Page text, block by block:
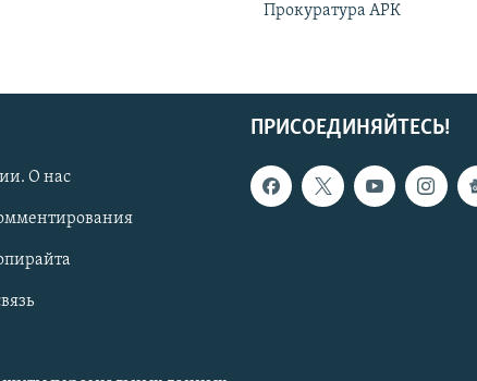
Прокуратура АРК
ПРИСОЕДИНЯЙТЕСЬ!
О нас